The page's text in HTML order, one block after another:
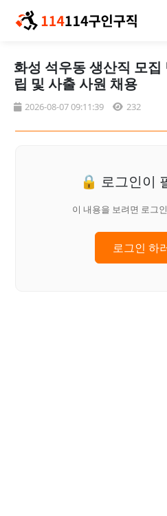
화성 석우동 생산직 모
립 및 사출 사원 채용
2026-08-07 09:11:39 232
🔒 로그인이
이 내용을 보려면 로그
로그인 하